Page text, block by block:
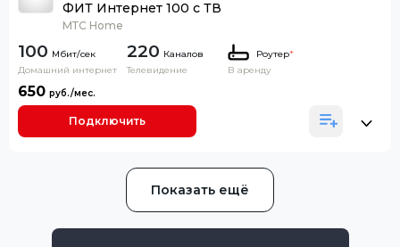
ФИТ Интернет 100 с ТВ
МТС Home
100
Домашний интернет
220 Каналов
Телевидение
Роутер*
В аренду
650
Подключить
Показать ещё